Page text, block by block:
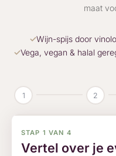
maat
Wijn-spijs door
Vega, vegan & halal
1 2
STAP 1 VAN 4
Vertel over je